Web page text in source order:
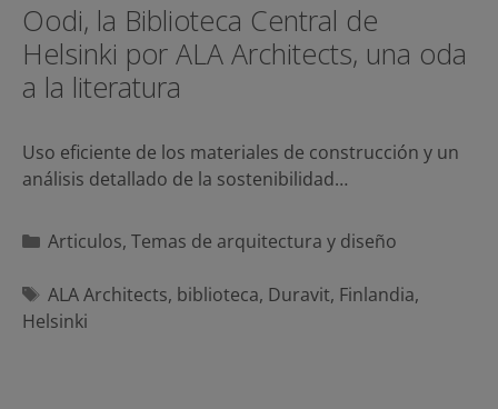
Oodi, la Biblioteca Central de
Helsinki por ALA Architects, una oda
a la literatura
Uso eficiente de los materiales de construcción y un
análisis detallado de la sostenibilidad…
Categorías
Articulos, Temas de arquitectura y diseño
Etiquetas
ALA Architects, biblioteca, Duravit, Finlandia,
Helsinki